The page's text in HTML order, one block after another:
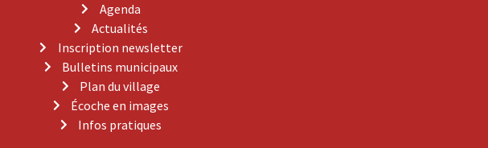
Agenda
Actualités
Inscription newsletter
Bulletins municipaux
Plan du village
Écoche en images
Infos pratiques